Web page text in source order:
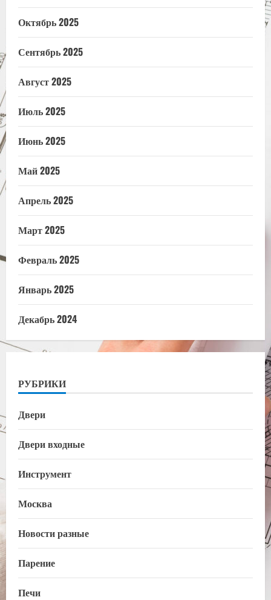
Октябрь 2025
Сентябрь 2025
Август 2025
Июль 2025
Июнь 2025
Май 2025
Апрель 2025
Март 2025
Февраль 2025
Январь 2025
Декабрь 2024
РУБРИКИ
Двери
Двери входные
Инструмент
Москва
Новости разные
Парение
Печи